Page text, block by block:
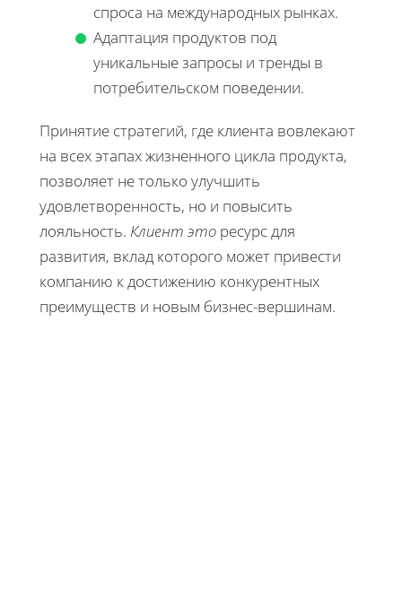
спроса на международных рынках.
Адаптация продуктов под
уникальные запросы и тренды в
потребительском поведении.
Принятие стратегий, где клиента вовлекают
на всех этапах жизненного цикла продукта,
позволяет не только улучшить
удовлетворенность, но и повысить
лояльность. Клиент это ресурс для
развития, вклад которого может привести
компанию к достижению конкурентных
преимуществ и новым бизнес-вершинам.